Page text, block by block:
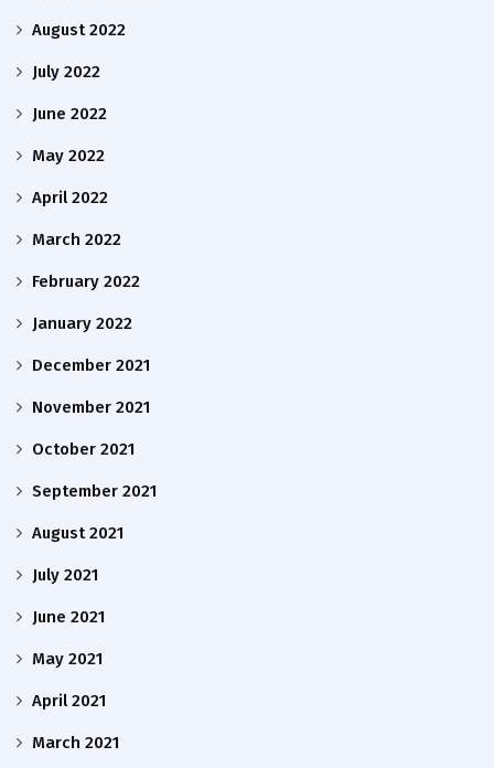
August 2022
July 2022
June 2022
May 2022
April 2022
March 2022
February 2022
January 2022
December 2021
November 2021
October 2021
September 2021
August 2021
July 2021
June 2021
May 2021
April 2021
March 2021